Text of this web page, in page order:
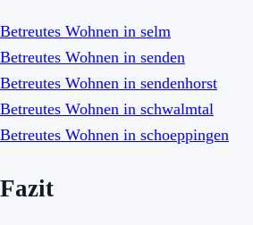
Betreutes Wohnen in selm
Betreutes Wohnen in senden
Betreutes Wohnen in sendenhorst
Betreutes Wohnen in schwalmtal
Betreutes Wohnen in schoeppingen
Fazit